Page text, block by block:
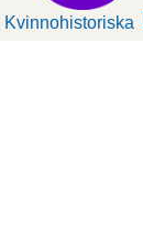
Kvinnohistoriska